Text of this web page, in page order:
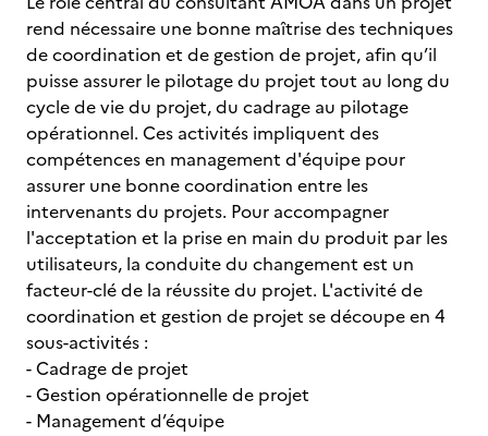
rend nécessaire une bonne maîtrise des techniques
de coordination et de gestion de projet, afin qu’il
puisse assurer le pilotage du projet tout au long du
cycle de vie du projet, du cadrage au pilotage
opérationnel. Ces activités impliquent des
compétences en management d'équipe pour
assurer une bonne coordination entre les
intervenants du projets. Pour accompagner
l'acceptation et la prise en main du produit par les
utilisateurs, la conduite du changement est un
facteur-clé de la réussite du projet. L'activité de
coordination et gestion de projet se découpe en 4
sous-activités :
- Cadrage de projet
- Gestion opérationnelle de projet
- Management d’équipe